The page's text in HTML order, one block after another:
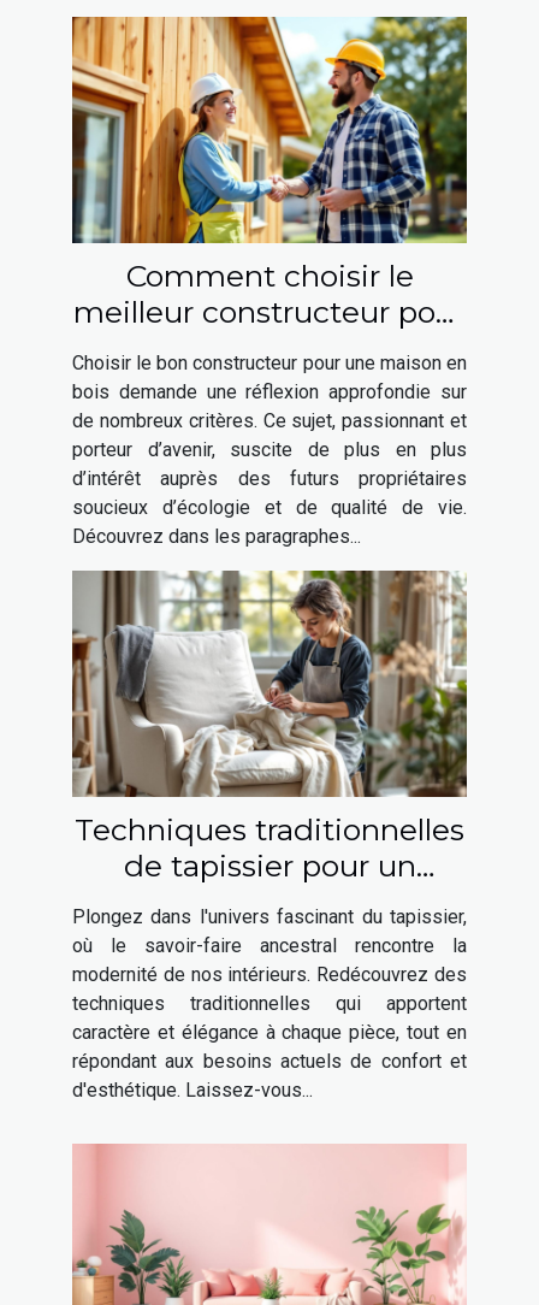
Comment choisir le
meilleur constructeur pour
votre maison en bois ?
Choisir le bon constructeur pour une maison en
bois demande une réflexion approfondie sur
de nombreux critères. Ce sujet, passionnant et
porteur d’avenir, suscite de plus en plus
d’intérêt auprès des futurs propriétaires
soucieux d’écologie et de qualité de vie.
Découvrez dans les paragraphes...
Techniques traditionnelles
de tapissier pour un
intérieur moderne
Plongez dans l'univers fascinant du tapissier,
où le savoir-faire ancestral rencontre la
modernité de nos intérieurs. Redécouvrez des
techniques traditionnelles qui apportent
caractère et élégance à chaque pièce, tout en
répondant aux besoins actuels de confort et
d'esthétique. Laissez-vous...